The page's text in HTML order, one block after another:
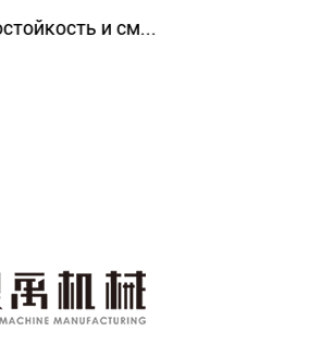
поглощения вибрации. 2.